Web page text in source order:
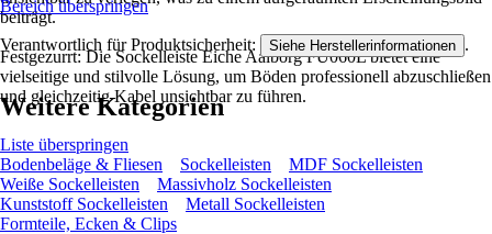
beiträgt.
Festgezurrt: Die Sockelleiste Eiche Aalborg FU060L bietet eine
vielseitige und stilvolle Lösung, um Böden professionell abzuschließen
und gleichzeitig Kabel unsichtbar zu führen.
Bereich überspringen
Verantwortlich für Produktsicherheit: Siehe Herstellerinformationen .
Weitere Kategorien
Liste überspringen
Bodenbeläge & Fliesen
Sockelleisten
MDF Sockelleisten
Weiße Sockelleisten
Massivholz Sockelleisten
Kunststoff Sockelleisten
Metall Sockelleisten
Formteile, Ecken & Clips